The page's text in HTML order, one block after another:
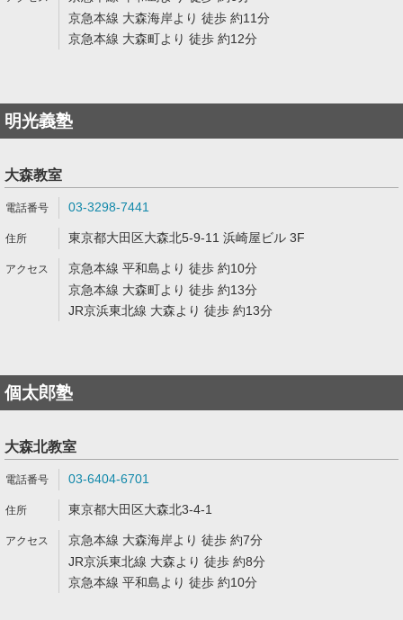
京急本線 大森海岸より 徒歩 約11分
京急本線 大森町より 徒歩 約12分
明光義塾
大森教室
03-3298-7441
東京都大田区大森北5-9-11 浜崎屋ビル 3F
京急本線 平和島より 徒歩 約10分
京急本線 大森町より 徒歩 約13分
JR京浜東北線 大森より 徒歩 約13分
個太郎塾
大森北教室
03-6404-6701
東京都大田区大森北3-4-1
京急本線 大森海岸より 徒歩 約7分
JR京浜東北線 大森より 徒歩 約8分
京急本線 平和島より 徒歩 約10分